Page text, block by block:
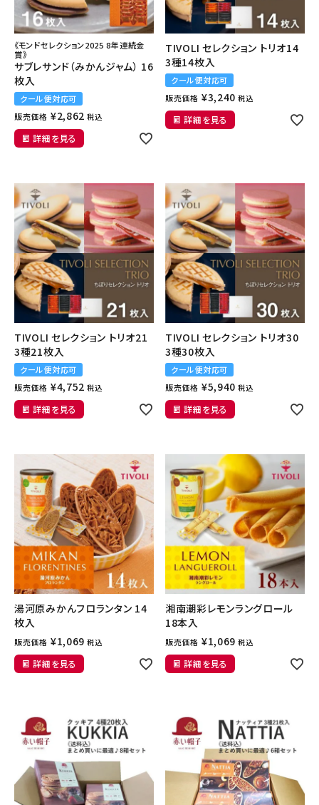
《モンドセレクション2025 8年連続金
賞》
サブレサンド（みかんジャム） 16
枚入
クール便対応可
販売価格 ¥2,862 税込
詳細を見る
TIVOLI セレクション トリオ14
3種14枚入
クール便対応可
販売価格 ¥3,240 税込
詳細を見る
TIVOLI セレクション トリオ21
3種21枚入
クール便対応可
販売価格 ¥4,752 税込
詳細を見る
TIVOLI セレクション トリオ30
3種30枚入
クール便対応可
販売価格 ¥5,940 税込
詳細を見る
湯河原みかんフロランタン 14
枚入
販売価格 ¥1,069 税込
詳細を見る
湘南潮彩レモンラングロール
18本入
販売価格 ¥1,069 税込
詳細を見る